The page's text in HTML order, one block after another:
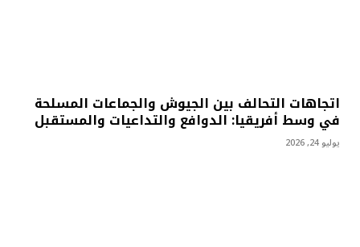
اتجاهات التحالف بين الجيوش والجماعات المسلحة
في وسط أفريقيا: الدوافع والتداعيات والمستقبل
يوليو 24, 2026